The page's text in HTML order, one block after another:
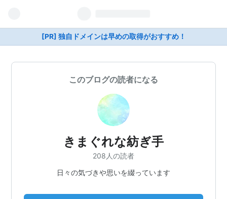
[PR] 独自ドメインは早めの取得がおすすめ！
このブログの読者になる
きまぐれな紡ぎ手
208人の読者
日々の気づきや思いを綴っています